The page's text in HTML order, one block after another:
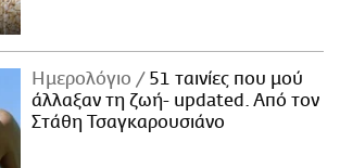
Ημερολόγιο
51 ταινίες που μού
άλλαξαν τη ζωή- updated. Aπό τον
Στάθη Τσαγκαρουσιάνο